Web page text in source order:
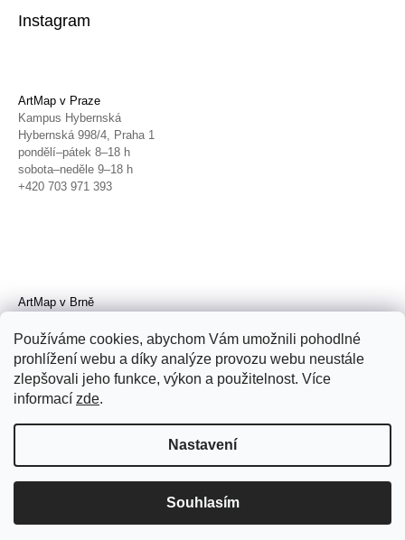
Používáme cookies, abychom Vám umožnili pohodlné
prohlížení webu a díky analýze provozu webu neustále
zlepšovali jeho funkce, výkon a použitelnost. Více
informací zde.
Nastavení
Souhlasím
Instagram
ArtMap v Praze
Kampus Hybernská
Hybernská 998/4, Praha 1
pondělí–pátek 8–18 h
sobota–neděle 9–18 h
+420 703 971 393
ArtMap v Brně
Radnická 4, Brno
úterý–pátek 11–19 h
sobota 14–19 h
+420 702 152 298
© 2026 ArtMap. Všechna práva
vyhrazena.Upravit nastavení cookies